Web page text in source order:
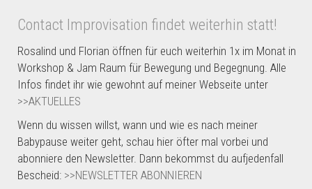
Podcast #11 | Bauchatmung
Die einfachste Methode, um mentale
und körperliche Anspannung
loszulassen, ist die tiefe Bauchatmung.
In dieser Podcast-Folge erlernst du...
Contact Improvisation findet weiterhin statt!
Rosalind und Florian öffnen für euch weiterhin 1x im Monat in
Workshop & Jam Raum für Bewegung und Begegnung. Alle
Infos findet ihr wie gewohnt auf meiner Webseite unter
>>AKTUELLES
Wenn du wissen willst, wann und wie es nach meiner
Babypause weiter geht, schau hier öfter mal vorbei und
abonniere den Newsletter. Dann bekommst du aufjedenfall
Bescheid: >>NEWSLETTER ABONNIEREN